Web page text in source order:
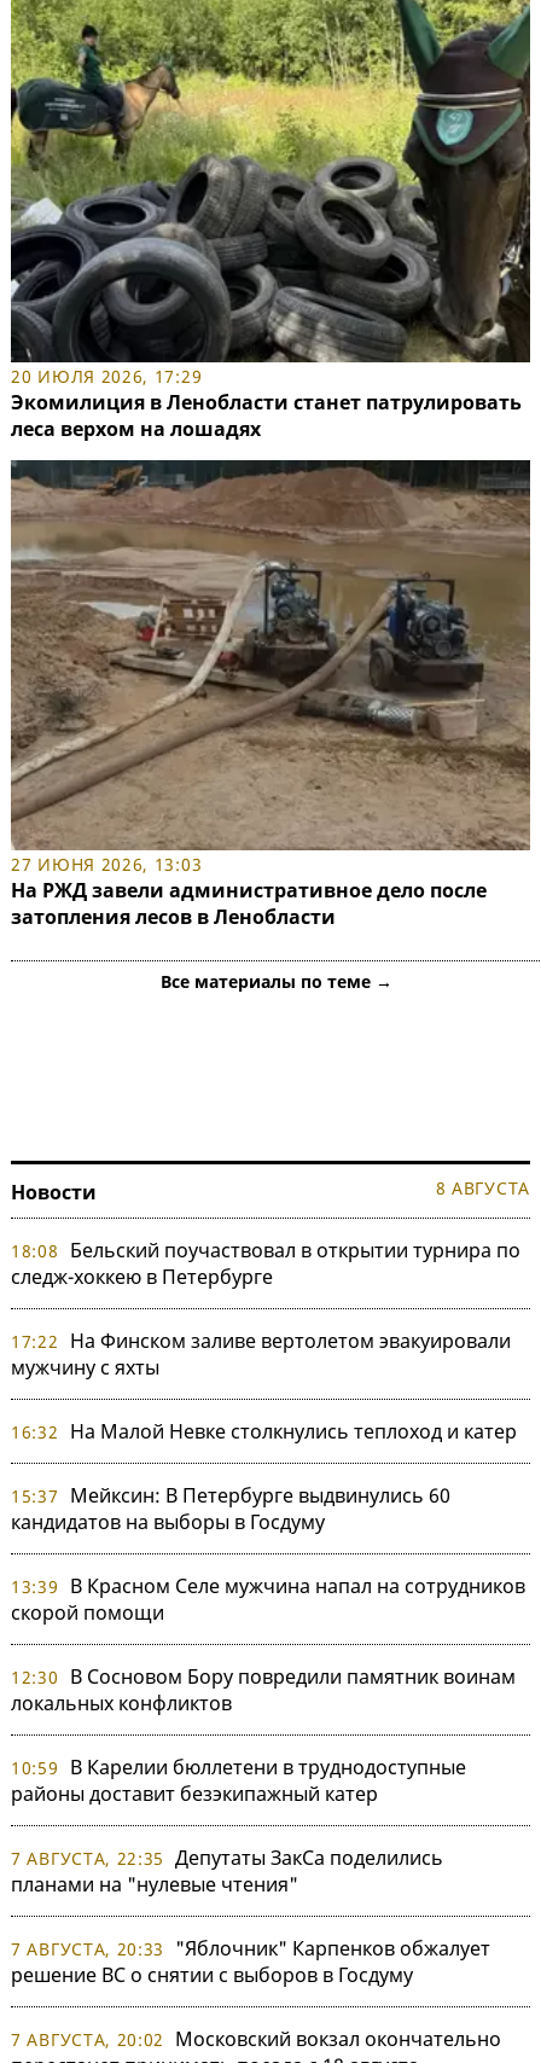
20 ИЮЛЯ 2026, 17:29
Экомилиция в Ленобласти станет патрулировать
леса верхом на лошадях
27 ИЮНЯ 2026, 13:03
На РЖД завели административное дело после
затопления лесов в Ленобласти
Все материалы по теме →
Новости 8 АВГУСТА
18:08
Бельский поучаствовал в открытии турнира по
следж-хоккею в Петербурге
17:22
На Финском заливе вертолетом эвакуировали
мужчину с яхты
16:32 На Малой Невке столкнулись теплоход и катер
15:37
Мейксин: В Петербурге выдвинулись 60
кандидатов на выборы в Госдуму
13:39
В Красном Селе мужчина напал на сотрудников
скорой помощи
12:30
В Сосновом Бору повредили памятник воинам
локальных конфликтов
10:59
В Карелии бюллетени в труднодоступные
районы доставит безэкипажный катер
7 АВГУСТА, 22:35 Депутаты ЗакСа поделились
планами на "нулевые чтения"
7 АВГУСТА, 20:33
"Яблочник" Карпенков обжалует
решение ВС о снятии с выборов в Госдуму
7 АВГУСТА, 20:02
Московский вокзал окончательно